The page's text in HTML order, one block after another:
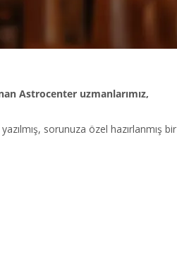
Astrocenter uzmanlarımız,
sorunuza özel hazırlanmış bir